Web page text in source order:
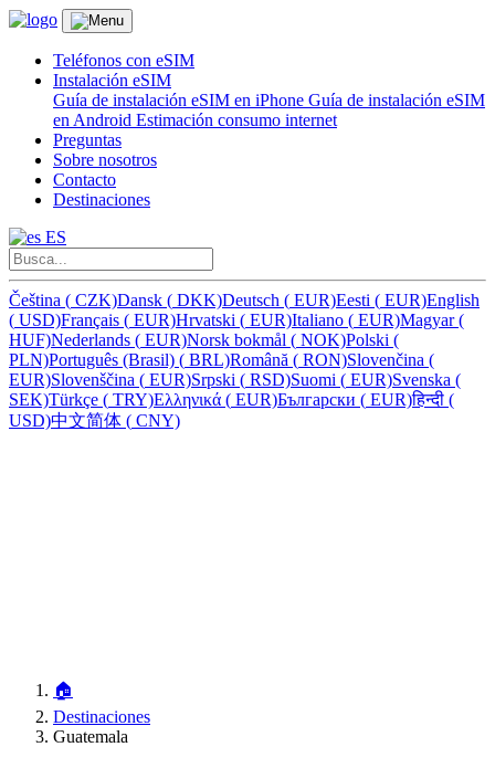
Teléfonos con eSIM
Instalación eSIM
Guía de instalación eSIM en iPhone Guía de instalación eSIM
en Android Estimación consumo internet
Preguntas
Sobre nosotros
Contacto
Destinaciones
ES
Čeština ( CZK)Dansk ( DKK)Deutsch ( EUR)Eesti ( EUR)English
( USD)Français ( EUR)Hrvatski ( EUR)Italiano ( EUR)Magyar(
HUF)Nederlands ( EUR)Norsk bokmål ( NOK)Polski (
PLN)Português (Brasil) ( BRL)Română ( RON)Slovenčina (
EUR)Slovenščina ( EUR)Srpski ( RSD)Suomi ( EUR)Svenska (
SEK)Türkçe ( TRY)Ελληνικά ( EUR)Български ( EUR)हिन्दी (
USD)中文简体 ( CNY)
🏠
Destinaciones
Guatemala